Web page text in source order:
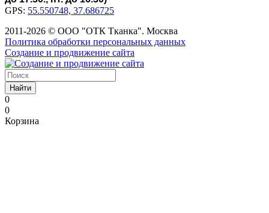
GPS: 55.550748, 37.686725
2011-2026 © ООО "ОТК Тканка". Москва
Политика обработки персональных данных
Создание и продвижение сайта
Найти
0
0
Корзина